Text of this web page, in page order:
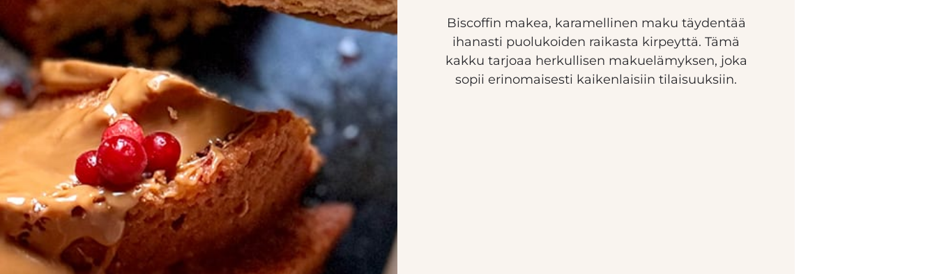
Biscoffin makea, karamellinen maku täydentää
ihanasti puolukoiden raikasta kirpeyttä. Tämä
kakku tarjoaa herkullisen makuelämyksen, joka
sopii erinomaisesti kaikenlaisiin tilaisuuksiin.